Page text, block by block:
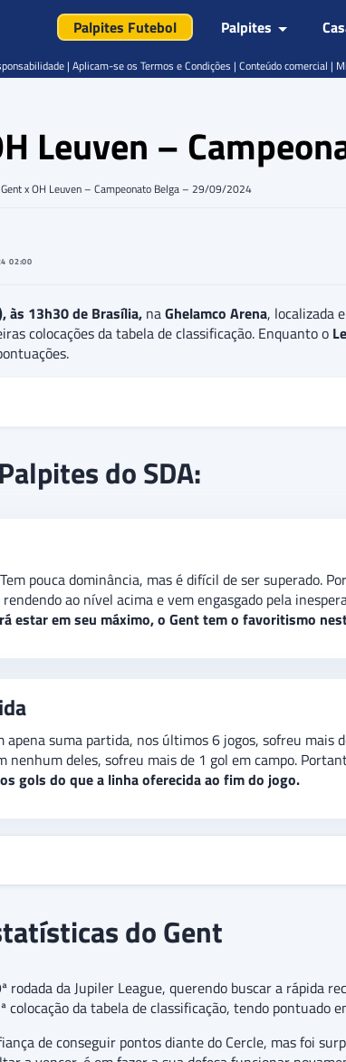
Palpites Futebol Palpites
Leuven –
x OH Leuven – Campeonato Belga – 29/09/2024
02:00
às 13h30 de Brasília, naGhelamco Arena, localizada
colocações da tabela de classificação. Enquanto o
6 jogos, mas tem apenas uma vitória neste
a expectativa de que a partida não tenha mais de
do SDA:
pouca dominância, mas é difícil de ser superado.
ao nível acima e vem engasgado pela
estar em seu máximo, o Gent tem o favoritismo
suma partida, nos últimos 6 jogos, sofreu mais
nenhum deles, sofreu mais de 1 gol em campo.
gols do que a linha oferecida ao fim do jogo.
do Gent
rodada da Jupiler League, querendo buscar a rápida
colocação da tabela de classificação, tendo pontuado
de conseguir pontos diante do Cercle, mas foi
| Aplicam-se os Termos e Condições | Conteúdo comercial |